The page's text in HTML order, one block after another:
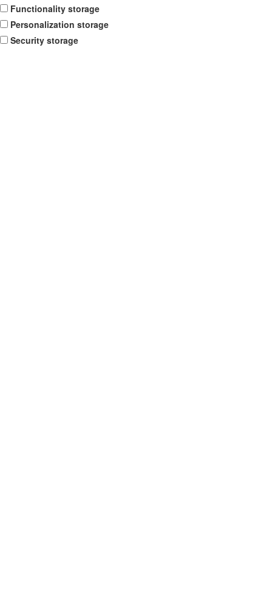
Functionality storage
Personalization storage
Security storage